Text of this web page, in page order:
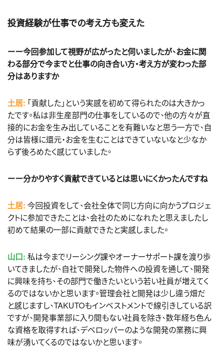
投資経験が仕事での考え方も変えた
ーー今回参加して視野が広がったと伺いましたが、お金に関
わる部分で今までと仕事の向き合い方・考え方が変わった部
分はありますか
土居: 「貢献した」という実感を初めて得られたのは大きかっ
たです。私は非生産部門の仕事をしているので、他の方々が直
接的にお金を生み出していることを有難いなと思う一方で、自
分は皆様に還元・お金を生むことはできていないなと少なか
らず後ろめたく感じていました。
ーー分かりやすく貢献できているとは思いにくかったんですね
土居: 今回投資をして、会社全体で同じ方向に向かうプロジェ
クトに参加できたことは、会社のためになれたと思えましたし
初めて結果の一部に貢献できたと実感しました。
山口: 私は今までリーシング課やオーナーサポート課を渡り歩
いてきましたが、自社で開発した物件への投資を通して、開発
に興味を持ち、その部門で働きたいという若い社員が増えてく
るのではないかと思います。管理会社と開発は少し違う畑だ
と感じますし、TAKUTOもインベストメントで線引きしている訳
ですが、開発事業部に入り間もない社員を除き、数年経ち色ん
な資格を取得すれば、デベロッパーのような開発の業務に興
味が湧いてくるのではないかと思います。